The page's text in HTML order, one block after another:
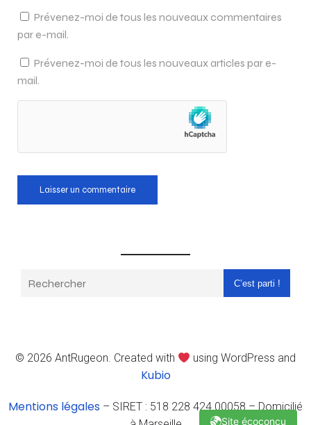
Prévenez-moi de tous les nouveaux commentaires
par e-mail.
Prévenez-moi de tous les nouveaux articles par e-
mail.
C’est parti !
© 2026 AntRugeon. Created with using WordPress and
Kubio
Mentions légales – SIRET : 518 228 424 00058 – Domicilié
Site écoconçu